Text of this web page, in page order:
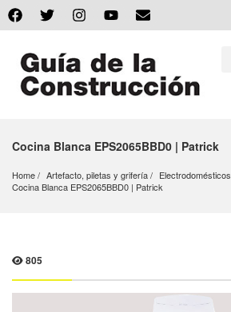
Cocina Blanca EPS2065BBD0 | Patrick
Home Artefacto, piletas y grifería
Electrodomésticos
Cocina Blanca EPS2065BBD0 | Patrick
805